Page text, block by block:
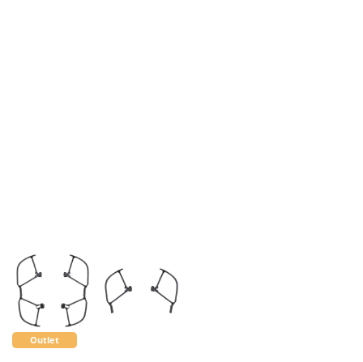
Outlet